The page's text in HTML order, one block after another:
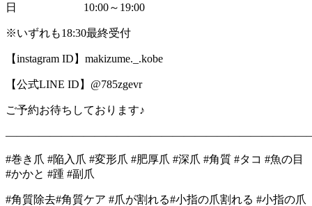
日 10:00～19:00
※いずれも18:30最終受付
【instagram ID】makizume._.kobe
【公式LINE ID】@785zgevr
ご予約お待ちしております♪
#巻き爪 #陥入爪 #変形爪 #肥厚爪 #深爪 #角質 #タコ #魚の目
#かかと #踵 #副爪
#角質除去#角質ケア #爪が割れる#小指の爪割れる #小指の爪